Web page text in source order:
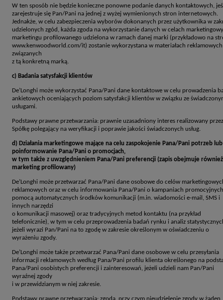
W ten sposób nie będzie konieczne ponowne podanie danych kontaktowych,
zarejestruje się Pan/Pani na jednej z wyżej wymienionych stron internetowych.
Jednakże, w celu zabezpieczenia wyborów dokonanych przez użytkownika w
udzielonych zgód, każda zgoda na wykorzystanie danych w celach
marketingu profilowanego udzielona w ramach danej marki (przykładowo na
www.kenwoodworld.com/it) zostanie wykorzystana w materiałach reklamowych
związanych
z tą konkretną marką.
c) Badania satysfakcji klientów
De’Longhi może wykorzystać Pana/Pani dane kontaktowe w celu prowadzenia
ankietowych oceniających poziom satysfakcji klientów w związku ze
usługami.
Podstawy prawne przetwarzania: prawnie uzasadniony interes realizowany przez
Spółkę polegający na weryfikacji i poprawie jakości świadczonych usług.
d) Działania marketingowe mające na celu zaspokojenie Pana/Pani potrzeb lub
poinformowanie Pana/Pani o promocjach,
w tym także z uwzględnieniem Pana/Pani preferencji (zapis obejmuje również
marketing profilowany)
De’Longhi może przetwarzać Pana/Pani dane osobowe do celów
reklamowych oraz w celu informowania Pana/Pani o kampaniach
pomocą automatycznych środków komunikacji (m.in. wiadomości e-mail, SMS i
innych narzędzi
o komunikacji masowej) oraz tradycyjnych metod kontaktu (na przykład
telefonicznie), w tym w celu przeprowadzenia badań rynku i analiz
jeżeli wyrazi Pan/Pani na to zgodę w zakresie określonym w oświadczeniu o
wyrażeniu zgody.
De’Longhi może także przetwarzać Pana/Pani dane osobowe w celu przesyłania
informacji reklamowych według Pana/Pani profilu klienta określonego na
Pana/Pani osobistych preferencji i zainteresowań, jeżeli udzieli nam Pan/Pani
wyraźnej zgody
i w przewidzianym w niej zakresie.